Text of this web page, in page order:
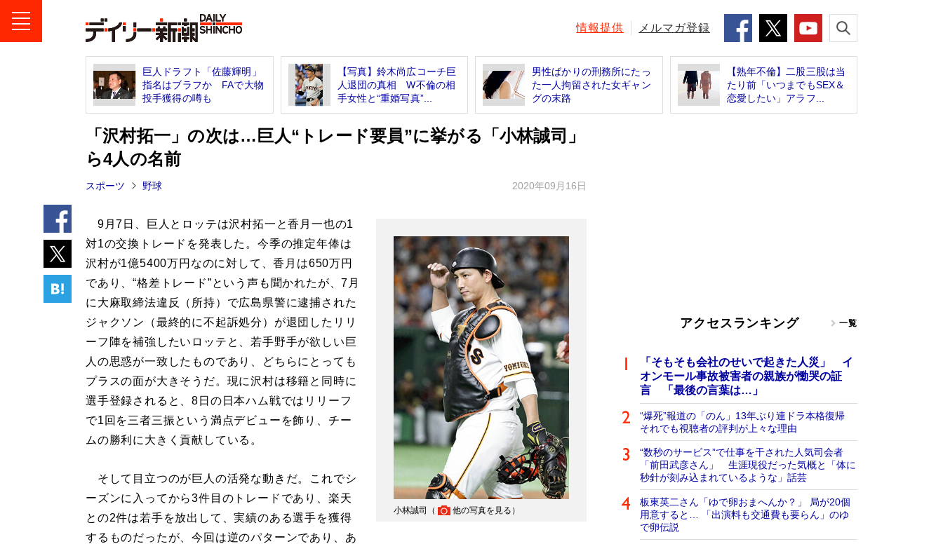
情報提供 メルマガ登録
巨人ドラフト「佐藤輝明」
指名はブラフか FAで大物
投手獲得の噂も
【写真】鈴木尚広コーチ巨
人退団の真相 W不倫の相
手女性と“重婚写真”...
男性ばかりの刑務所にたっ
た一人拘留された女ギャン
グの末路
【熟年不倫】二股三股は当
たり前「いつまでもSEX＆
恋愛したい」アラフ...
「沢村拓一」の次は…巨人“トレード要員”に挙がる「小林誠司」
ら4人の名前
スポーツ 野球 2020年09月16日
小林誠司（ 他の写真を見る ）
9月7日、巨人とロッテは沢村拓一と香月一也の1
対1の交換トレードを発表した。今季の推定年俸は
沢村が1億5400万円なのに対して、香月は650万円
であり、“格差トレード”という声も聞かれたが、7月
に大麻取締法違反（所持）で広島県警に逮捕された
ジャクソン（最終的に不起訴処分）が退団したリリ
ーフ陣を補強したいロッテと、若手野手が欲しい巨
人の思惑が一致したものであり、どちらにとっても
プラスの面が大きそうだ。現に沢村は移籍と同時に
選手登録されると、8日の日本ハム戦ではリリーフ
で1回を三者三振という満点デビューを飾り、チー
ムの勝利に大きく貢献している。
そして目立つのが巨人の活発な動きだ。これでシ
ーズンに入ってから3件目のトレードであり、楽天
との2件は若手を放出して、実績のある選手を獲得
するものだったが、今回は逆のパターンであり、あ
アクセスランキング 一覧
「そもそも会社のせいで起きた人災」 イ
オンモール事故被害者の親族が慟哭の証
言 「最後の言葉は…」
“爆死”報道の「のん」13年ぶり連ドラ本格復帰
それでも視聴者の評判が上々な理由
“数秒のサービス”で仕事を干された人気司会者
「前田武彦さん」 生涯現役だった気概と「体に
秒針が刻み込まれているような」話芸
板東英二さん「ゆで卵おまへんか？」 局が20個
用意すると… 「出演料も交通費も要らん」のゆ
で卵伝説